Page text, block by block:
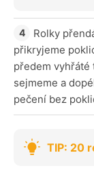
Rolky
přikryjeme
předem vyhřáté
sejmeme a
pečení bez
TIP: 20